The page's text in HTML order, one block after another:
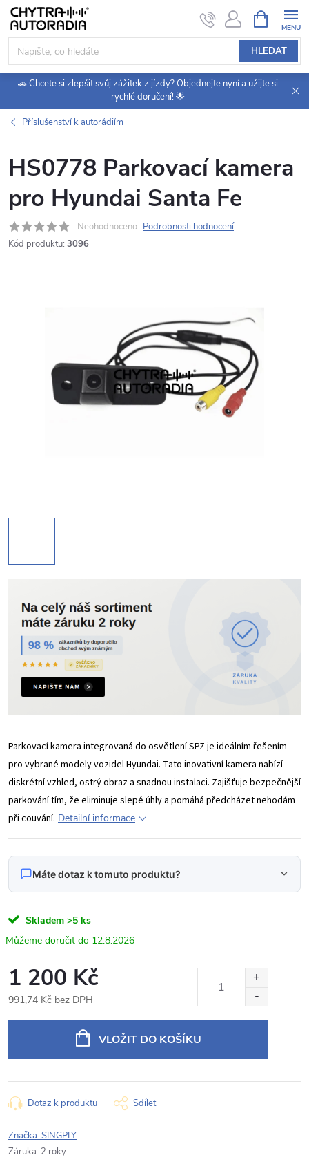
Přejít
obsah
HLEDAT
NÁKUPNÍ
KOŠÍK
🚗 Chcete si zlepšit svůj zážitek z jízdy? Objednejte nyní a užijte si
rychlé doručení! 🌟
Příslušenství k autorádiím
HS0778 Parkovací kamera
pro Hyundai Santa Fe
Neohodnoceno Podrobnosti hodnocení
Kód produktu: 3096
Parkovací kamera integrovaná do osvětlení SPZ je ideálním řešením
pro vybrané modely vozidel Hyundai. Tato inovativní kamera nabízí
diskrétní vzhled, ostrý obraz a snadnou instalaci. Zajišťuje bezpečnější
parkování tím, že eliminuje slepé úhly a pomáhá předcházet nehodám
při couvání. Detailní informace
Máte dotaz k tomuto produktu?
Napište nám svůj dotaz
Skladem >5 ks
12.8.2026
1 200 Kč
991,74 Kč bez DPH
VLOŽIT DO KOŠÍKU
Dotaz k produktu Sdílet
Značka:SINGPLY
Záruka: 2 roky